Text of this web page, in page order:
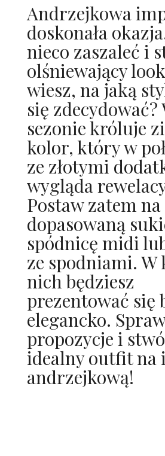
Andrzejkowa
doskonała
nieco zaszaleć i
olśniewający
wiesz, na jaką
się zdecydować?
sezonie króluje
kolor, który w
ze złotymi
wygląda
Postaw zatem na
dopasowaną
spódnicę midi
ze spodniami. W
nich będziesz
prezentować się
elegancko.
propozycje i
idealny outfit na
andrzejkową!